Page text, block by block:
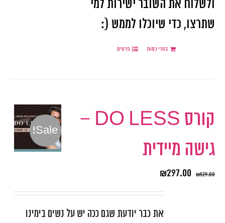
ולשלוח את השובר ישירות למי
שתרצו, כדי שיוכלו לממש (:
בחרי כמות פרטים
Sale!
קורס DO LESS –
גישה מיידית
₪529.00
₪297.00
את כבר יודעת שגם ככה יש על נשים בימינו